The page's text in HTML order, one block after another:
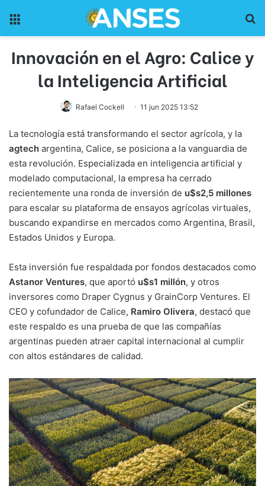
Innovación en el Agro: Calice y
la Inteligencia Artificial
Rafael Cockell 11 jun 2025 13:52
La tecnología está transformando el sector agrícola, y la
agtech argentina, Calice, se posiciona a la vanguardia de
esta revolución. Especializada en inteligencia artificial y
modelado computacional, la empresa ha cerrado
recientemente una ronda de inversión de u$s2,5 millones
para escalar su plataforma de ensayos agrícolas virtuales,
buscando expandirse en mercados como Argentina, Brasil,
Estados Unidos y Europa.
Esta inversión fue respaldada por fondos destacados como
Astanor Ventures, que aportó u$s1 millón, y otros
inversores como Draper Cygnus y GrainCorp Ventures. El
CEO y cofundador de Calice, Ramiro Olivera, destacó que
este respaldo es una prueba de que las compañías
argentinas pueden atraer capital internacional al cumplir
con altos estándares de calidad.